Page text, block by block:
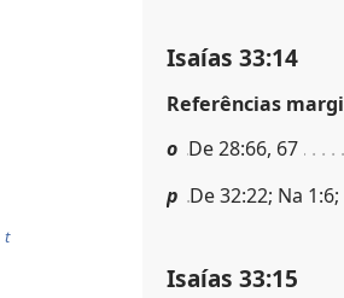
t
Isaías 33:14
Referências
o De 28:66, 67
p De 32:22; Na
Isaías 33:15